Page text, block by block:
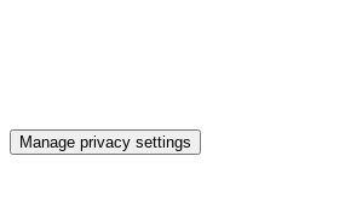
Manage privacy settings